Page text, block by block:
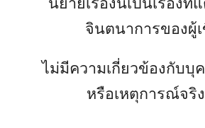
จินตนาการของผู้
ไม่มีความเกี่ยวข้องกับบุ
หรือเหตุการณ์จริ